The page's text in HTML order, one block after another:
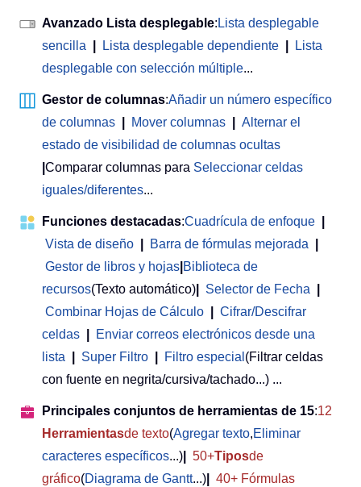
Avanzado Lista desplegable: Lista desplegable
sencilla
Lista desplegable dependiente
Lista
desplegable con selección múltiple...
Gestor de columnas:Añadir un número específico
de columnas
Mover columnas
Alternar el
estado de visibilidad de columnas ocultas
Comparar columnas para Seleccionar celdas
iguales/diferentes...
Funciones destacadas:Cuadrícula de enfoque
Vista de diseño
Barra de fórmulas mejorada
Gestor de libros y hojas Biblioteca de
recursos(Texto automático) Selector de Fecha
Combinar Hojas de Cálculo
Cifrar/Descifrar
celdas
Enviar correos electrónicos desde una
lista
Super Filtro Filtro especial (Filtrar celdas
con fuente en negrita/cursiva/tachado...) ...
Principales conjuntos de herramientas de 15:12
Herramientasde texto(Agregar texto,Eliminar
caracteres específicos...) 50+Tiposde
gráfico(Diagrama de Gantt...)
40+ Fórmulas